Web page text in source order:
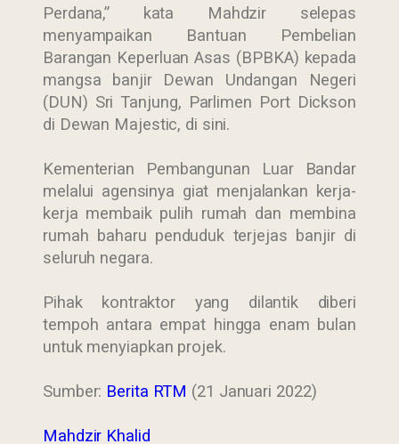
Perdana,” kata Mahdzir selepas
menyampaikan Bantuan Pembelian
Barangan Keperluan Asas (BPBKA) kepada
mangsa banjir Dewan Undangan Negeri
(DUN) Sri Tanjung, Parlimen Port Dickson
di Dewan Majestic, di sini.
Kementerian Pembangunan Luar Bandar
melalui agensinya giat menjalankan kerja-
kerja membaik pulih rumah dan membina
rumah baharu penduduk terjejas banjir di
seluruh negara.
Pihak kontraktor yang dilantik diberi
tempoh antara empat hingga enam bulan
untuk menyiapkan projek.
Sumber: Berita RTM (21 Januari 2022)
Mahdzir Khalid